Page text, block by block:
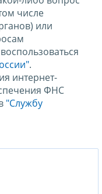
числе
или
.
интернет-
ФНС
"Службу